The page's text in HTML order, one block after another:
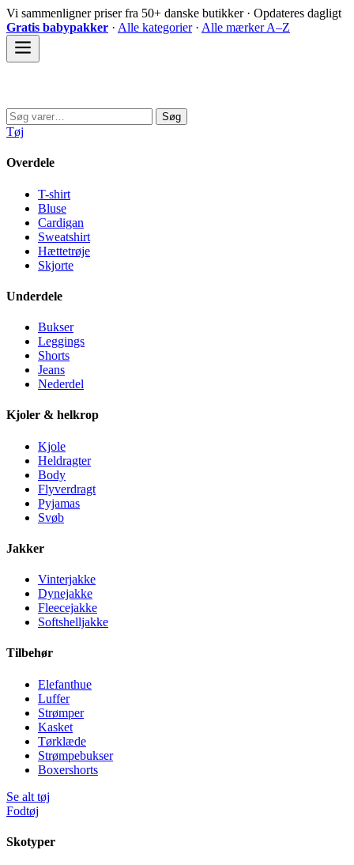
Spring
til
indhold
Vi sammenligner priser fra 50+ danske butikker · Opdateres dagligt
Gratis babypakker · Alle kategorier· Alle mærker A–Z
Søg
efter:
Søg
Tøj
Overdele
T-shirt
Bluse
Cardigan
Sweatshirt
Hættetrøje
Skjorte
Underdele
Bukser
Leggings
Shorts
Jeans
Nederdel
Kjoler & helkrop
Kjole
Heldragter
Body
Flyverdragt
Pyjamas
Svøb
Jakker
Vinterjakke
Dynejakke
Fleecejakke
Softshelljakke
Tilbehør
Elefanthue
Luffer
Strømper
Kasket
Tørklæde
Strømpebukser
Boxershorts
Se alt tøj
Fodtøj
Skotyper